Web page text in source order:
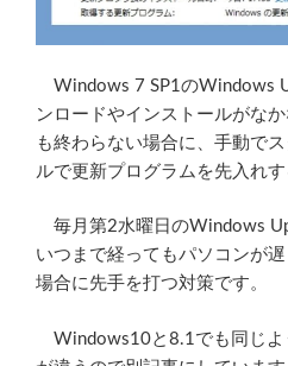
Windows 7 SP1のWindows
ンロードやインストールがな
も終わらない場合に、手動で
ルで更新プログラムを先入れす
毎月第2水曜日のWindows
いつまで経ってもパソコンが
場合に先手を打つ対策です。
Windows10と8.1でも同じよ